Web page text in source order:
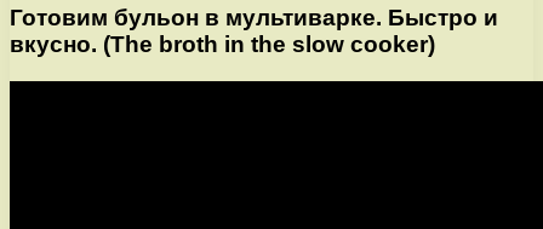
Готовим бульон в мультиварке. Быстро и
вкусно. (The broth in the slow cooker)